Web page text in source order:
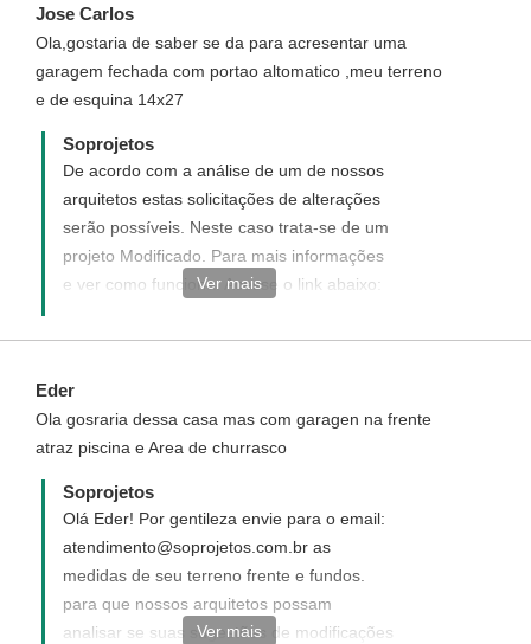
Alvará de Construção. Nossa
responsabilidade se dá apenas pelo
projeto.
Jose Carlos
Ola,gostaria de saber se da para acresentar uma
garagem fechada com portao altomatico ,meu terreno
e de esquina 14x27
Soprojetos
De acordo com a análise de um de nossos
arquitetos estas solicitações de alterações
serão possíveis. Neste caso trata-se de um
projeto Modificado. Para mais informações
e ver como funciona. Acesse o link abaixo:
project_id=91
Ver mais
Eder
Ola gosraria dessa casa mas com garagen na frente
atraz piscina e Area de churrasco
Soprojetos
Olá Eder! Por gentileza envie para o email:
atendimento@soprojetos.com.br as
medidas de seu terreno frente e fundos.
para que nossos arquitetos possam
analisar se suas sugestões de modificações
Ver mais